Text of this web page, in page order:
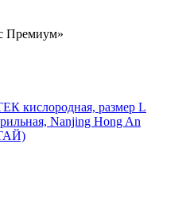
Премиум»
кислородная, размер L
Nanjing Hong An